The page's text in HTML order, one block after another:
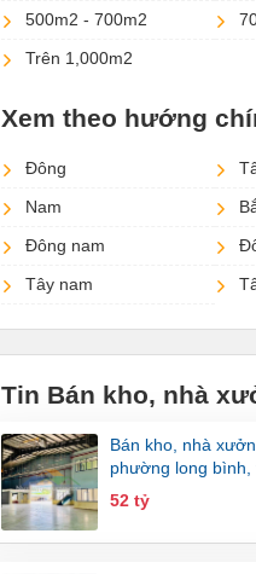
500m2 - 700m2
Trên 1,000m2
Xem theo hướng
Đông
Nam
Đông nam
Tây nam
Tin Bán kho, nhà
bán kho, nhà xưởng tại đường số 2,
phường long bình,
52 tỷ